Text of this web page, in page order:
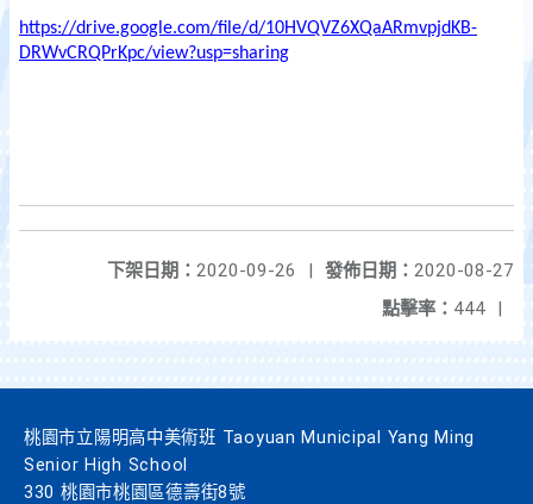
https://drive.google.com/file/d/10HVQVZ6XQaARmvpjdKB-
DRWvCRQPrKpc/view?usp=sharing
發佈日期： 2020-08-27
下架日期： 2020-09-26
|
點擊率： 444 |
桃園市立陽明高中美術班 Taoyuan Municipal Yang Ming
Senior High School
330 桃園市桃園區德壽街8號